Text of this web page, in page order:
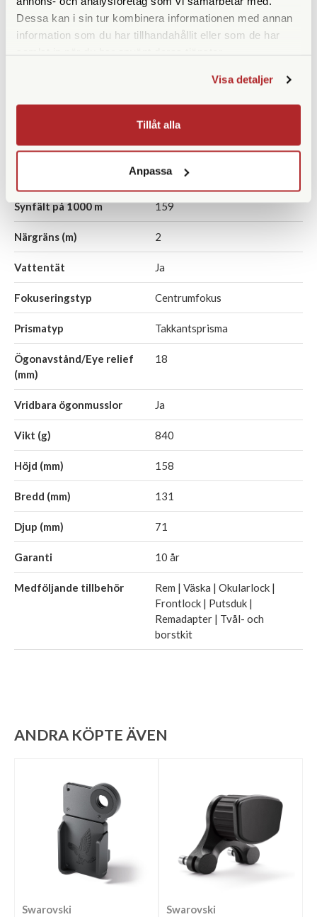
Dessa kan i sin tur kombinera informationen med annan
information som du har tillhandahållit eller som de har
Visa detaljer
Tillåt alla
Anpassa
Utträdespupill (mm) 5,25
9,1
Synfält på 1000 m 159
Närgräns (m) 2
Vattentät Ja
Fokuseringstyp Centrumfokus
Prismatyp Takkantsprisma
Ögonavstånd/Eye relief
(mm)
18
Vridbara ögonmusslor Ja
Vikt (g) 840
Höjd (mm) 158
Bredd (mm) 131
Djup (mm) 71
Garanti 10 år
Medföljande tillbehör
Rem | Väska | Okularlock |
Frontlock | Putsduk |
Remadapter | Tvål- och
borstkit
ANDRA KÖPTE ÄVEN
Swarovski Swarovski